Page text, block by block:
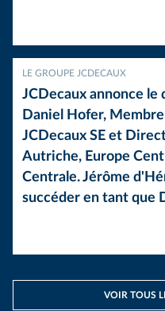
LE GROUPE JCDECAUX
JCDecaux annonce
Daniel Hofer,
JCDecaux SE et
Autriche, Europe
Centrale. Jérôme
succéder en tant que
VOIR TOUS